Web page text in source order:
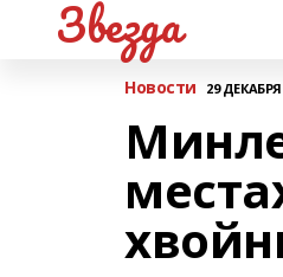
Звезда
Новости 29 ДЕКАБРЯ